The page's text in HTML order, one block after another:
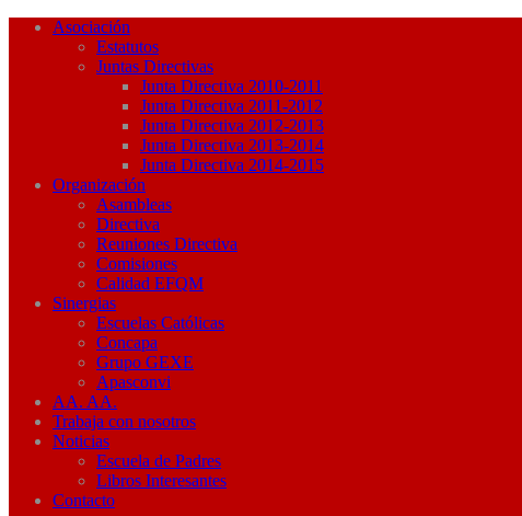
Asociación
Estatutos
Juntas Directivas
Junta Directiva 2010-2011
Junta Directiva 2011-2012
Junta Directiva 2012-2013
Junta Directiva 2013-2014
Junta Directiva 2014-2015
Organización
Asambleas
Directiva
Reuniones Directiva
Comisiones
Calidad EFQM
Sinergias
Escuelas Católicas
Concapa
Grupo GEXE
Apasconvi
AA. AA.
Trabaja con nosotros
Noticias
Escuela de Padres
Libros Interesantes
Contacto